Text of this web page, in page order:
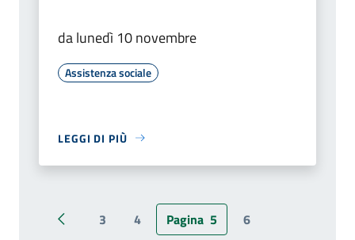
da lunedì 10 novembre
Assistenza sociale
LEGGI DI PIÙ
Pagina precedente
3 4 Pagina 5
6